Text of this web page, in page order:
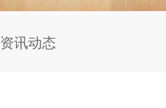
资讯动态